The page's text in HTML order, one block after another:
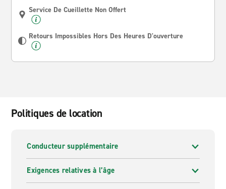
Service De Cueillette Non Offert
Retours Impossibles Hors Des Heures D'ouverture
Politiques de location
Conducteur supplémentaire
Exigences relatives à l’âge